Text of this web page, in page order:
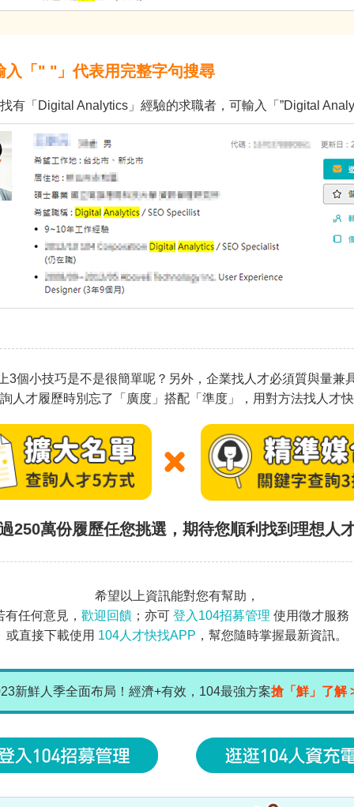
入「" "」代表用完整字句搜尋
有「Digital Analytics」經驗的求職者，可輸入「”Digital
3個小技巧是不是很簡單呢？另外，企業找人才必須質與量兼
人才履歷時別忘了「廣度」搭配「準度」，用對方法找人才
250萬份履歷任您挑選，期待您順利找到理想人
希望以上資訊能對您有幫助，
有任何意見， 歡迎回饋；亦可 登入104招募管理 使用徵才服務
或直接下載使用 104人才快找APP ，幫您隨時掌握最新資訊。
新鮮人季全面布局！經濟+有效，104最強方案搶「鮮」了解